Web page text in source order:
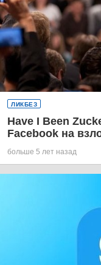
ЛИКБЕЗ
Have I Been
Facebook на
больше 5 лет назад